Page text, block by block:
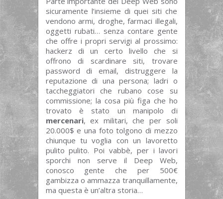
sicuramente l’insieme di quei siti che
vendono armi, droghe, farmaci illegali,
oggetti rubati… senza contare gente
che offre i propri servigi al prossimo:
hackerz di un certo livello che si
offrono di scardinare siti, trovare
password di email, distruggere la
reputazione di una persona; ladri o
taccheggiatori che rubano cose su
commissione; la cosa più figa che ho
trovato è stato un manipolo di
mercenari, ex militari, che per soli
20.000$ e una foto tolgono di mezzo
chiunque tu voglia con un lavoretto
pulito pulito. Poi vabbè, per i lavori
sporchi non serve il Deep Web,
conosco gente che per 500€
gambizza o ammazza tranquillamente,
ma questa è un’altra storia…